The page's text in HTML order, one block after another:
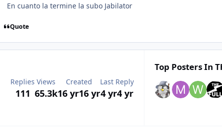
En cuanto la termine la subo Jabilator
Quote
Replies
111
Views
65.3k
Created
16 yr16 yr
Last Reply
4 yr4 yr
Top Posters In